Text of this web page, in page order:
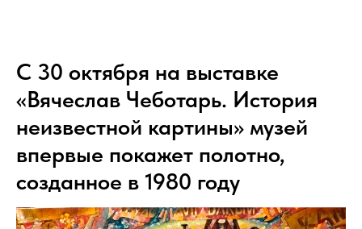
C 30 октября на выставке
«Вячеслав Чеботарь. История
неизвестной картины» музей
впервые покажет полотно,
созданное в 1980 году